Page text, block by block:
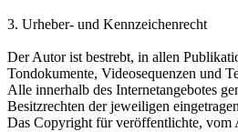
3. Urheber- und Kennzeichenrecht
Der Autor ist bestrebt, in allen
Tondokumente, Videosequenzen und
Alle innerhalb des Internetangebotes
Besitzrechten der jeweiligen
Das Copyright für veröffentlichte, vom